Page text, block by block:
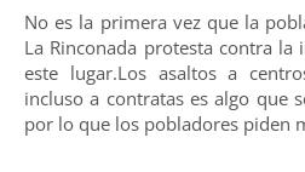
No es la primera vez que la
La Rinconada protesta contra la
este lugar.Los asaltos a
incluso a contratas es algo que
por lo que los pobladores piden